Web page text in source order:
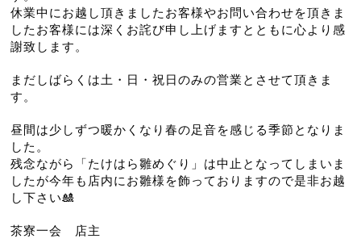
休業中にお越し頂きましたお客様やお問い合わせを頂きま
したお客様には深くお詫び申し上げますとともに心より感
謝致します。
まだしばらくは土・日・祝日のみの営業とさせて頂きま
す。
昼間は少しずつ暖かくなり春の足音を感じる季節となりま
した。
残念ながら「たけはら雛めぐり」は中止となってしまいま
したが今年も店内にお雛様を飾っておりますので是非お越
し下さい🎎
茶寮一会　店主